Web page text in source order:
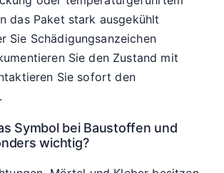
das Paket stark ausgekühlt
Sie Schädigungsanzeichen
Sie den Zustand mit
Sie sofort den
Symbol bei Baustoffen und
wichtig?